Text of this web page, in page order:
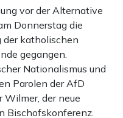
vor der Alternative
Donnerstag die
der katholischen
gegangen.
Nationalismus und
Parolen der AfD
Wilmer, der neue
Bischofskonferenz.